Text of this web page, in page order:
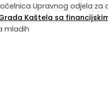
Upravnog odjela
Kaštela sa
mladih